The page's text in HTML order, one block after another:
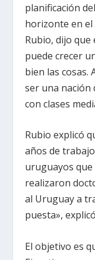
planificación
horizonte en el
Rubio, dijo
puede crecer
bien las cosas.
ser una nación
con clases
Rubio explicó
años de
uruguayos
realizaron
al Uruguay a
puesta»,
El objetivo es